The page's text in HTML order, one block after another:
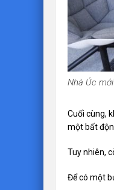
Nhà Úc
Cuối cùng,
một bất
Tuy nhiên,
Để có một